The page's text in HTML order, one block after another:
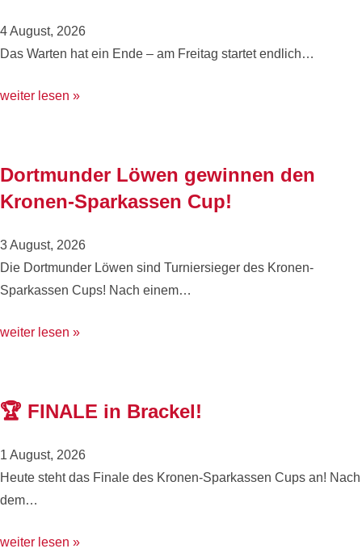
4 August, 2026
Das Warten hat ein Ende – am Freitag startet endlich…
weiter lesen »
Dortmunder Löwen gewinnen den
Kronen-Sparkassen Cup!
3 August, 2026
Die Dortmunder Löwen sind Turniersieger des Kronen-
Sparkassen Cups! Nach einem…
weiter lesen »
🏆 FINALE in Brackel!
1 August, 2026
Heute steht das Finale des Kronen-Sparkassen Cups an! Nach
dem…
weiter lesen »